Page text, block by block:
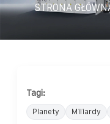
STRONA
Tagi:
Planety Miliardy